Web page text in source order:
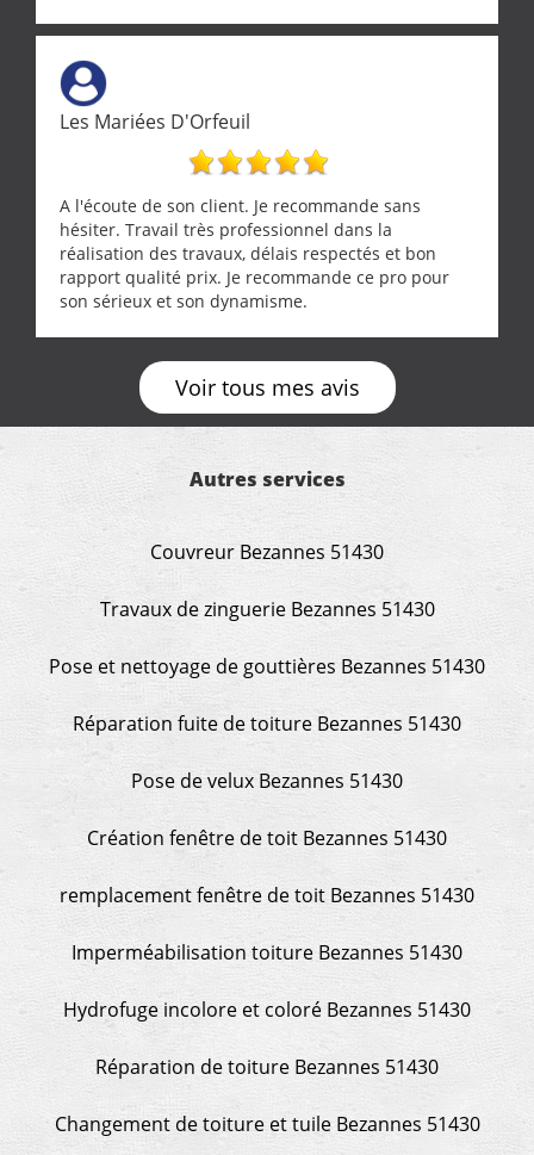
Une équipe sérieuse, réactive et compétente. C'est
vraiment rassurant de pouvoir compter sur des
artisans aussi professionnels. Merci encore !
Les Mariées D'Orfeuil
A l'écoute de son client. Je recommande sans
hésiter. Travail très professionnel dans la
réalisation des travaux, délais respectés et bon
rapport qualité prix. Je recommande ce pro pour
son sérieux et son dynamisme.
Voir tous mes avis
Autres services
Couvreur Bezannes 51430
Travaux de zinguerie Bezannes 51430
Pose et nettoyage de gouttières Bezannes 51430
Réparation fuite de toiture Bezannes 51430
Pose de velux Bezannes 51430
Création fenêtre de toit Bezannes 51430
remplacement fenêtre de toit Bezannes 51430
Imperméabilisation toiture Bezannes 51430
Hydrofuge incolore et coloré Bezannes 51430
Réparation de toiture Bezannes 51430
Changement de toiture et tuile Bezannes 51430